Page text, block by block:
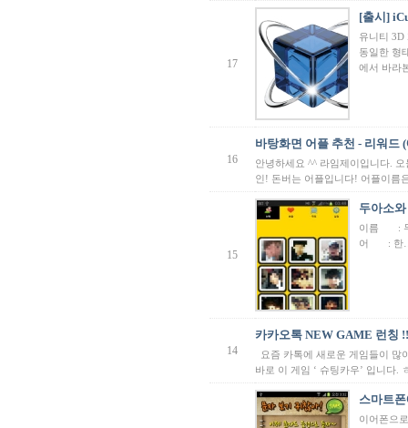
17
[출시]
유니티 3D
동일한 형
에서 바라
16
바탕화면 어플 추천 - 리워드
안녕하세요 ^^ 라임제이입니다.
인! 돈버는 어플입니다! 어플이름
15
두아소
이름 : 두
어 : 한
14
카카오톡 NEW GAME 런칭
요즘 카톡에 새로운 게임들이 많
바로 이 게임 ‘ 슈팅카우’ 입니다.
스마트
이어폰으